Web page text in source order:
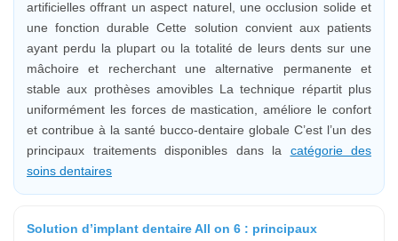
artificielles offrant un aspect naturel, une occlusion solide et
une fonction durable Cette solution convient aux patients
ayant perdu la plupart ou la totalité de leurs dents sur une
mâchoire et recherchant une alternative permanente et
stable aux prothèses amovibles La technique répartit plus
uniformément les forces de mastication, améliore le confort
et contribue à la santé bucco-dentaire globale C’est l’un des
principaux traitements disponibles dans la catégorie des
soins dentaires
Solution d’implant dentaire All on 6 : principaux